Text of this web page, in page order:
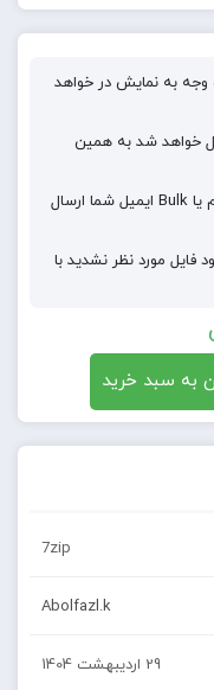
وجه به نمایش در خواهد
خواهد شد به همین
ممکن است ایمیل ارسالی به پوشه اسپم یا Bulk ایمیل شما ارسال
فایل مورد نظر نشدید با
به سبد خرید
7zip
Abolfazl.k
29 اردیبهشت 1404